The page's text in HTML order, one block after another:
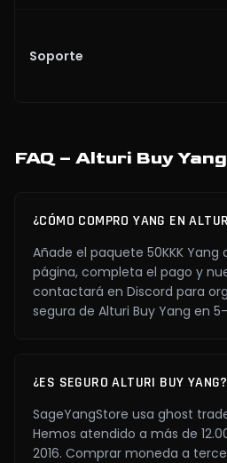
Soporte
FAQ – Alturi Buy Yang
¿CÓMO COMPRO YANG EN
Añade el paquete 50KKK
página, completa el pago y
contactará en Discord para
segura de Alturi Buy Yang en
¿ES SEGURO ALTURI BUY YANG?
SageYangStore usa ghost
Hemos atendido a más de
2016. Comprar moneda a